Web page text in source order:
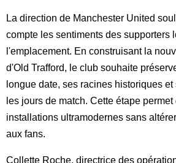
La direction de Manchester United
compte les sentiments des supporters
l'emplacement. En construisant la
d'Old Trafford, le club souhaite
longue date, ses racines historiques
les jours de match. Cette étape
installations ultramodernes sans
aux fans.
Collette Roche, directrice des